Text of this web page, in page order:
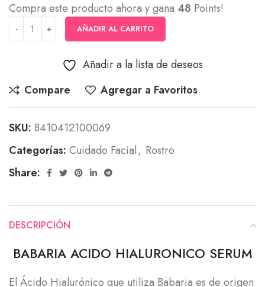
Compra este producto ahora y gana 48 Points!
AÑADIR AL CARRITO
Añadir a la lista de deseos
Compare
Agregar a Favoritos
SKU: 8410412100069
Categorías: Cuidado Facial, Rostro
Share:
DESCRIPCIÓN
BABARIA ACIDO HIALURONICO SERUM
El Ácido Hialurónico que utiliza Babaria es de origen